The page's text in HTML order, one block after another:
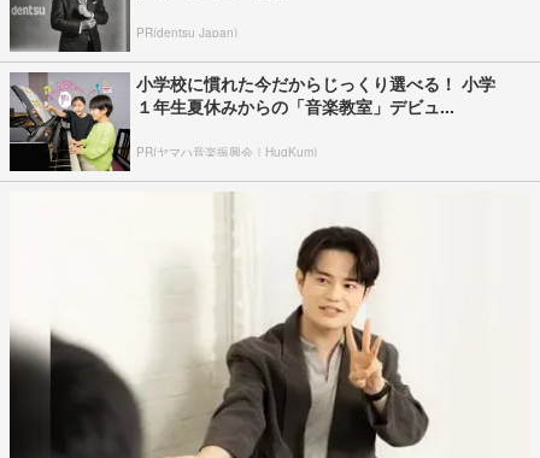
PR(dentsu Japan)
小学校に慣れた今だからじっくり選べる！ 小学
１年生夏休みからの「音楽教室」デビュ...
PR(ヤマハ音楽振興会｜HugKum)